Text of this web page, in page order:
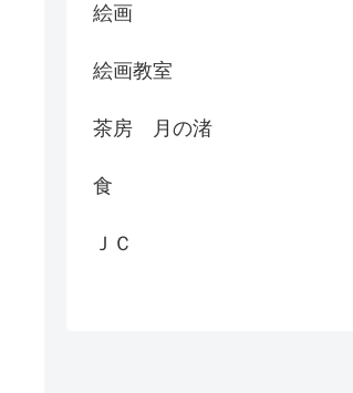
絵画
絵画教室
茶房 月の渚
食
ＪＣ